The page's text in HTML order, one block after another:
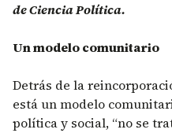
de Ciencia Política.
Un modelo comunitario
Detrás de la
está un modelo
política y social, “no se